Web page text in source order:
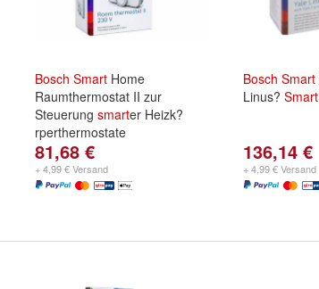
Bosch Smart Home
Raumthermostat II zur
Steuerung smarter Heizk?
rperthermostate
81,68 €
+ 4,99 € Versand
Bosch Smart
Linus? Smart
136,14 €
+ 4,99 € Versand